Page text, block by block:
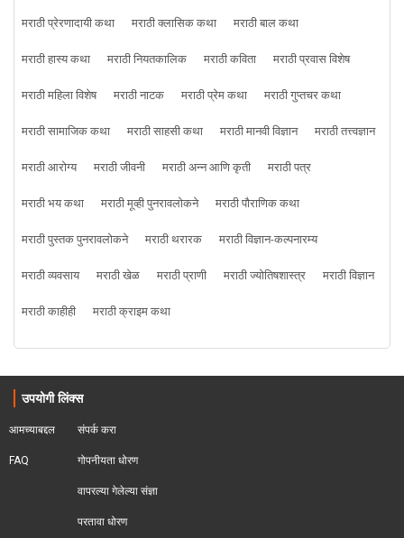
मराठी प्रेरणादायी कथा
मराठी क्लासिक कथा
मराठी बाल कथा
मराठी हास्य कथा
मराठी नियतकालिक मराठी कविता
मराठी प्रवास विशेष
मराठी महिला विशेष
मराठी नाटक मराठी प्रेम कथा
मराठी गुप्तचर कथा
मराठी सामाजिक कथा
मराठी साहसी कथा मराठी मानवी विज्ञान
मराठी तत्त्वज्ञान
मराठी आरोग्य
मराठी जीवनी मराठी अन्न आणि कृती
मराठी पत्र
मराठी भय कथा
मराठी मूव्ही पुनरावलोकने
मराठी पौराणिक कथा
मराठी पुस्तक पुनरावलोकने
मराठी थरारक
मराठी विज्ञान-कल्पनारम्य
मराठी व्यवसाय
मराठी खेळ मराठी प्राणी मराठी ज्योतिषशास्त्र
मराठी विज्ञान
मराठी काहीही
मराठी क्राइम कथा
उपयोगी लिंक्स
आमच्याबद्दल
FAQ
संपर्क करा
गोपनीयता धोरण
वापरल्या गेलेल्या संज्ञा
परतावा धोरण